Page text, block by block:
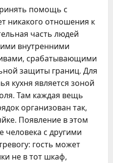
помощь с
никакого отношения к
часть людей
внутренними
срабатывающими
защиты границ. Для
кухня является зоной
Там каждая вещь
организован так,
Появление в этом
человека с другими
гость может
не в тот шкаф,